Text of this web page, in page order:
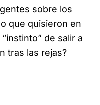
sobre los
que quisieron en
de salir a
tras las rejas?